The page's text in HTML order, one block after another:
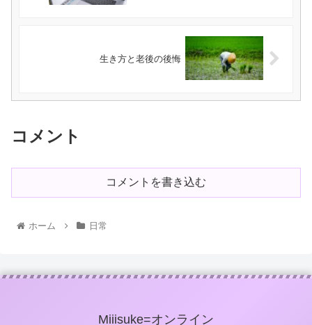
生き方と老後の後悔
コメント
コメントを書き込む
ホーム 日常
Miiisuke=オンライン